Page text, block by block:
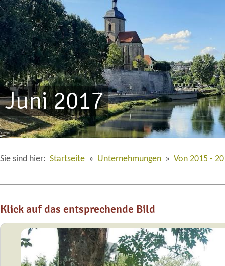
Juni 2017
Sie sind hier: Startseite » Unternehmungen » Von 2015 -
Klick auf das entsprechende Bild